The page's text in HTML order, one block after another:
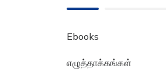
Ebooks
எழுத்தாக்கங்கள்